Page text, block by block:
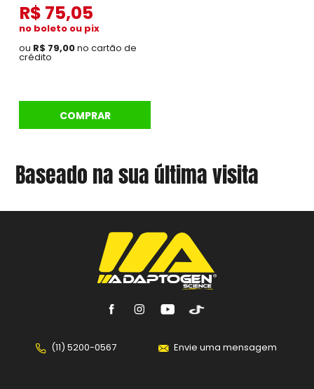
R$ 75,05
no boleto ou pix
ou R$ 79,00no cartão de
crédito
COMPRAR
Baseado na sua última visita
(11) 5200-0567 Envie uma mensagem